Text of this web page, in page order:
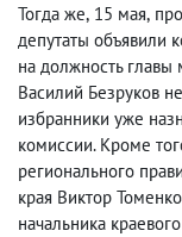
Тогда же, 15 мая,
депутаты объявили
на должность главы
Василий Безруков
избранники уже
комиссии. Кроме
регионального
края Виктор
начальника